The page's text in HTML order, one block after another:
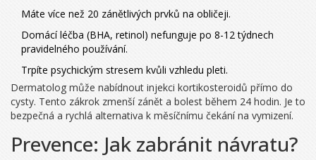
Máte více než 20 zánětlivých prvků na obličeji.
Domácí léčba (BHA, retinol) nefunguje po 8-12 týdnech
pravidelného používání.
Trpíte psychickým stresem kvůli vzhledu pleti.
Dermatolog může nabídnout injekci kortikosteroidů přímo do
cysty. Tento zákrok zmenší zánět a bolest během 24 hodin. Je to
bezpečná a rychlá alternativa k měsíčnímu čekání na vymizení.
Prevence: Jak zabránit návratu?